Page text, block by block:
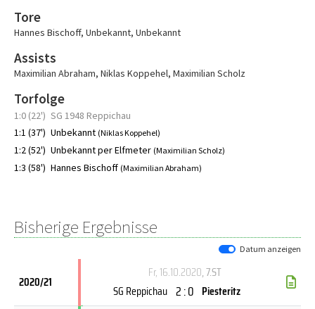
Tore
Hannes Bischoff, Unbekannt, Unbekannt
Assists
Maximilian Abraham, Niklas Koppehel, Maximilian Scholz
Torfolge
1:0 (22') SG 1948 Reppichau
1:1 (37') Unbekannt (Niklas Koppehel)
1:2 (52') Unbekannt per Elfmeter (Maximilian Scholz)
1:3 (58') Hannes Bischoff (Maximilian Abraham)
Bisherige Ergebnisse
Datum anzeigen
2020/21
Fr, 16.10.2020, 7.ST
SG Reppichau 2 : 0 Piesteritz